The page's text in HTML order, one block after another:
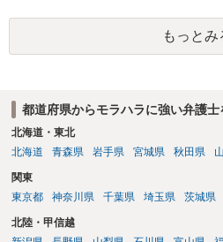
高いためです。 実務的には、ご相談者
を進める選択を採らざるを得ないこと
もっとみ
都道府県からモラハラに強い弁護士
北海道・東北
北海道
青森県 岩手県 宮城県 秋田県
関東
東京都
神奈川県 千葉県 埼玉県 茨城県
北陸・甲信越